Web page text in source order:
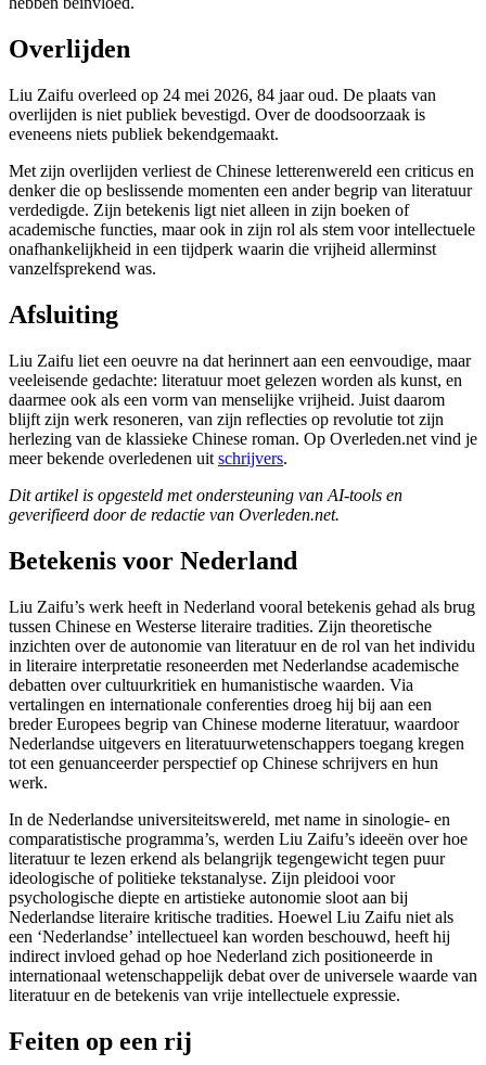
Overlijden
Liu Zaifu overleed op 24 mei 2026, 84 jaar oud. De plaats van
overlijden is niet publiek bevestigd. Over de doodsoorzaak is
eveneens niets publiek bekendgemaakt.
Met zijn overlijden verliest de Chinese letterenwereld een criticus en
denker die op beslissende momenten een ander begrip van literatuur
verdedigde. Zijn betekenis ligt niet alleen in zijn boeken of
academische functies, maar ook in zijn rol als stem voor intellectuele
onafhankelijkheid in een tijdperk waarin die vrijheid allerminst
vanzelfsprekend was.
Afsluiting
Liu Zaifu liet een oeuvre na dat herinnert aan een eenvoudige, maar
veeleisende gedachte: literatuur moet gelezen worden als kunst, en
daarmee ook als een vorm van menselijke vrijheid. Juist daarom
blijft zijn werk resoneren, van zijn reflecties op revolutie tot zijn
herlezing van de klassieke Chinese roman. Op Overleden.net vind je
meer bekende overledenen uit schrijvers.
Dit artikel is opgesteld met ondersteuning van AI-tools en
geverifieerd door de redactie van Overleden.net.
Betekenis voor Nederland
Liu Zaifu’s werk heeft in Nederland vooral betekenis gehad als brug
tussen Chinese en Westerse literaire tradities. Zijn theoretische
inzichten over de autonomie van literatuur en de rol van het individu
in literaire interpretatie resoneerden met Nederlandse academische
debatten over cultuurkritiek en humanistische waarden. Via
vertalingen en internationale conferenties droeg hij bij aan een
breder Europees begrip van Chinese moderne literatuur, waardoor
Nederlandse uitgevers en literatuurwetenschappers toegang kregen
tot een genuanceerder perspectief op Chinese schrijvers en hun
werk.
In de Nederlandse universiteitswereld, met name in sinologie- en
comparatistische programma’s, werden Liu Zaifu’s ideeën over hoe
literatuur te lezen erkend als belangrijk tegengewicht tegen puur
ideologische of politieke tekstanalyse. Zijn pleidooi voor
psychologische diepte en artistieke autonomie sloot aan bij
Nederlandse literaire kritische tradities. Hoewel Liu Zaifu niet als
een ‘Nederlandse’ intellectueel kan worden beschouwd, heeft hij
indirect invloed gehad op hoe Nederland zich positioneerde in
internationaal wetenschappelijk debat over de universele waarde van
literatuur en de betekenis van vrije intellectuele expressie.
Feiten op een rij